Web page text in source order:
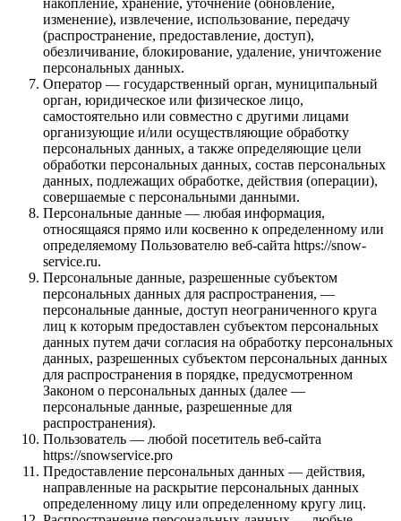
изменение), извлечение, использование, передачу
(распространение, предоставление, доступ),
обезличивание, блокирование, удаление, уничтожение
персональных данных.
Оператор — государственный орган, муниципальный
орган, юридическое или физическое лицо,
самостоятельно или совместно с другими лицами
организующие и/или осуществляющие обработку
персональных данных, а также определяющие цели
обработки персональных данных, состав персональных
данных, подлежащих обработке, действия (операции),
совершаемые с персональными данными.
Персональные данные — любая информация,
относящаяся прямо или косвенно к определенному или
определяемому Пользователю веб-сайта https://snow-
service.ru.
Персональные данные, разрешенные субъектом
персональных данных для распространения, —
персональные данные, доступ неограниченного круга
лиц к которым предоставлен субъектом персональных
данных путем дачи согласия на обработку персональных
данных, разрешенных субъектом персональных данных
для распространения в порядке, предусмотренном
Законом о персональных данных (далее —
персональные данные, разрешенные для
распространения).
Пользователь — любой посетитель веб-сайта
https://snowservice.pro
Предоставление персональных данных — действия,
направленные на раскрытие персональных данных
определенному лицу или определенному кругу лиц.